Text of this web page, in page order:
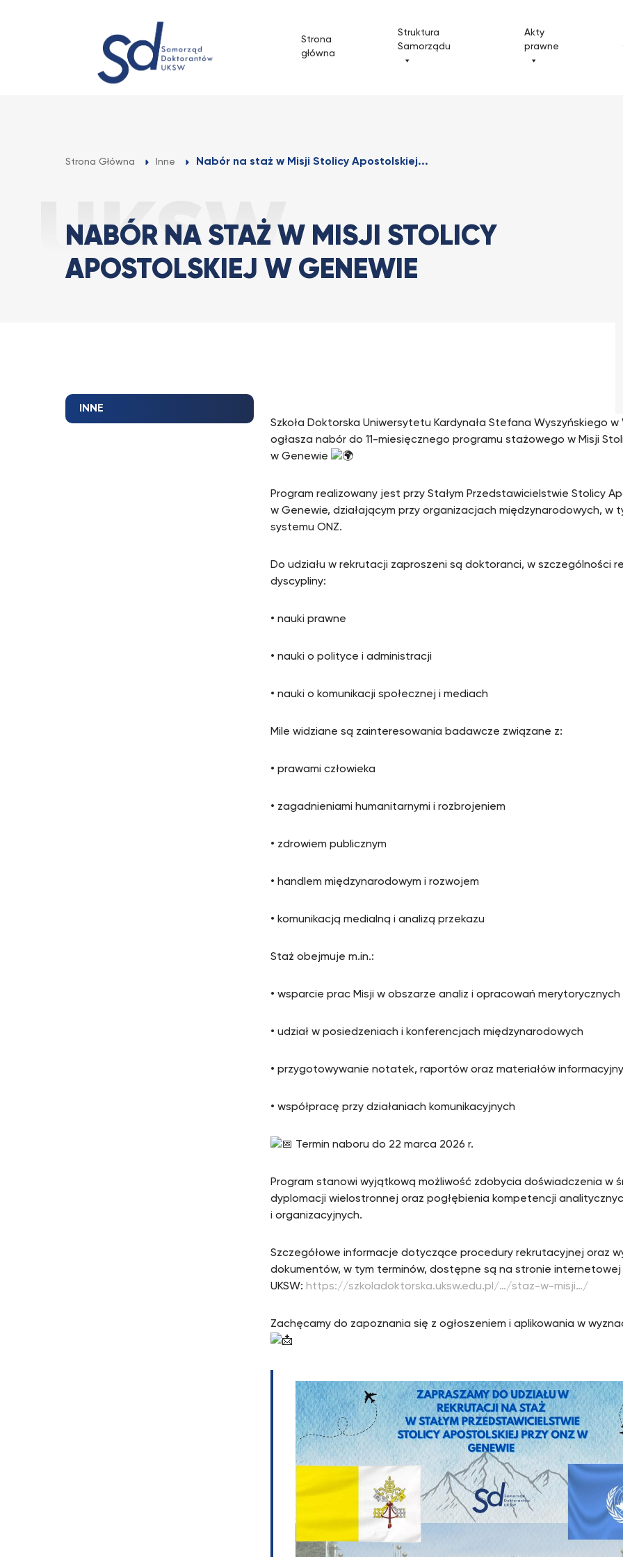
Strona
główna
Struktura
Samorządu
Akty
prawne
Strona Główna Inne Nabór na staż w Misji Stolicy Apostolskiej...
NABÓR NA STAŻ W MISJI STOLICY
APOSTOLSKIEJ W GENEWIE
INNE
Szkoła Doktorska Uniwersytetu Kardynała Stefana Wyszyńskiego w
ogłasza nabór do 11-miesięcznego programu stażowego w Misji
w Genewie
Program realizowany jest przy Stałym Przedstawicielstwie Stolicy
w Genewie, działającym przy organizacjach międzynarodowych, w
systemu ONZ.
Do udziału w rekrutacji zaproszeni są doktoranci, w szczególności
dyscypliny:
• nauki prawne
• nauki o polityce i administracji
• nauki o komunikacji społecznej i mediach
Mile widziane są zainteresowania badawcze związane z:
• prawami człowieka
• zagadnieniami humanitarnymi i rozbrojeniem
• zdrowiem publicznym
• handlem międzynarodowym i rozwojem
• komunikacją medialną i analizą przekazu
Staż obejmuje m.in.:
• wsparcie prac Misji w obszarze analiz i opracowań merytorycznych
• udział w posiedzeniach i konferencjach międzynarodowych
• przygotowywanie notatek, raportów oraz materiałów
• współpracę przy działaniach komunikacyjnych
Termin naboru do 22 marca 2026 r.
Program stanowi wyjątkową możliwość zdobycia doświadczenia w
dyplomacji wielostronnej oraz pogłębienia kompetencji
i organizacyjnych.
Szczegółowe informacje dotyczące procedury rekrutacyjnej oraz
dokumentów, w tym terminów, dostępne są na stronie internetowej
UKSW: https://szkoladoktorska.uksw.edu.pl/…/staz-w-misji…/
Zachęcamy do zapoznania się z ogłoszeniem i aplikowania w